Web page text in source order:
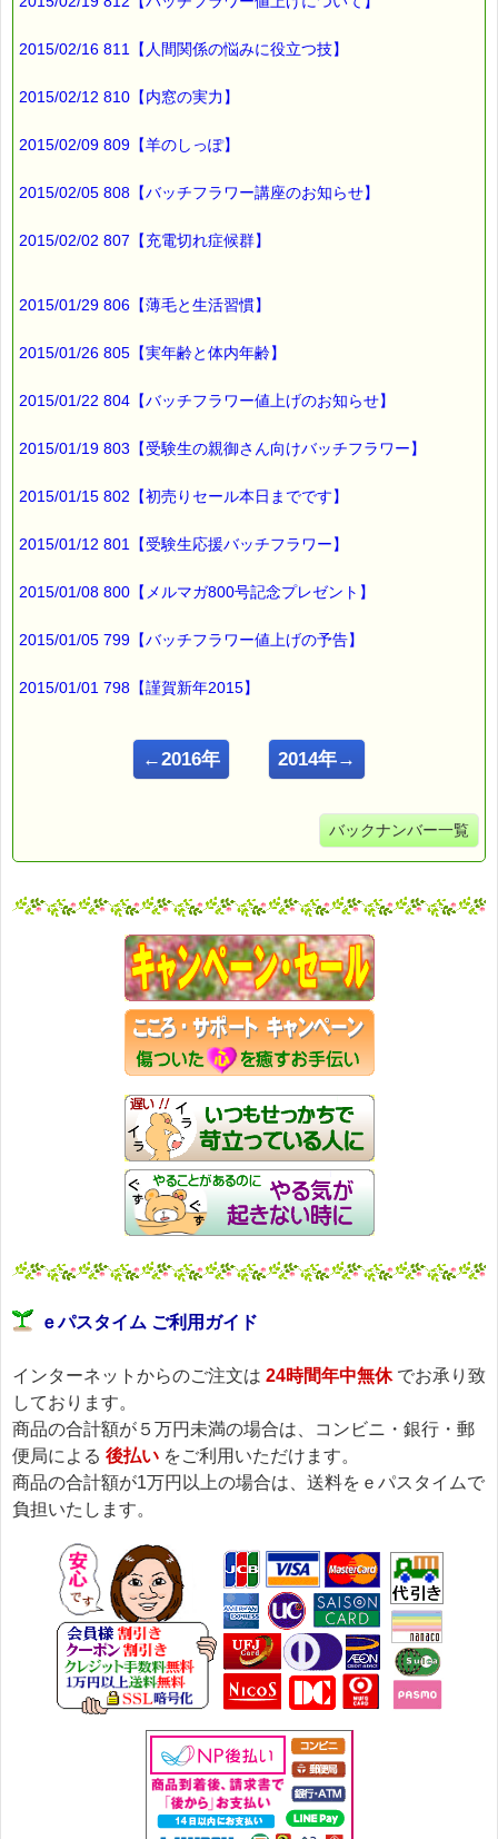
2015/02/16 811【人間関係の悩みに役立つ技】
2015/02/12 810【内窓の実力】
2015/02/09 809【羊のしっぽ】
2015/02/05 808【バッチフラワー講座のお知らせ】
2015/02/02 807【充電切れ症候群】
2015/01/29 806【薄毛と生活習慣】
2015/01/26 805【実年齢と体内年齢】
2015/01/22 804【バッチフラワー値上げのお知らせ】
2015/01/19 803【受験生の親御さん向けバッチフラワー】
2015/01/15 802【初売りセール本日までです】
2015/01/12 801【受験生応援バッチフラワー】
2015/01/08 800【メルマガ800号記念プレゼント】
2015/01/05 799【バッチフラワー値上げの予告】
2015/01/01 798【謹賀新年2015】
←2016年 2014年→
バックナンバー一覧
ｅパスタイム ご利用ガイド
インターネットからのご注文は 24時間年中無休でお承り致
しております。
商品の合計額が５万円未満の場合は、コンビニ・銀行・郵
便局による 後払い をご利用いただけます。
商品の合計額が1万円以上の場合は、送料をｅパスタイムで
負担いたします。